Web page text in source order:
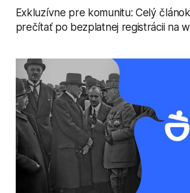
Exkluzívne pre komunitu: Celý
prečítať po bezplatnej registrácii na